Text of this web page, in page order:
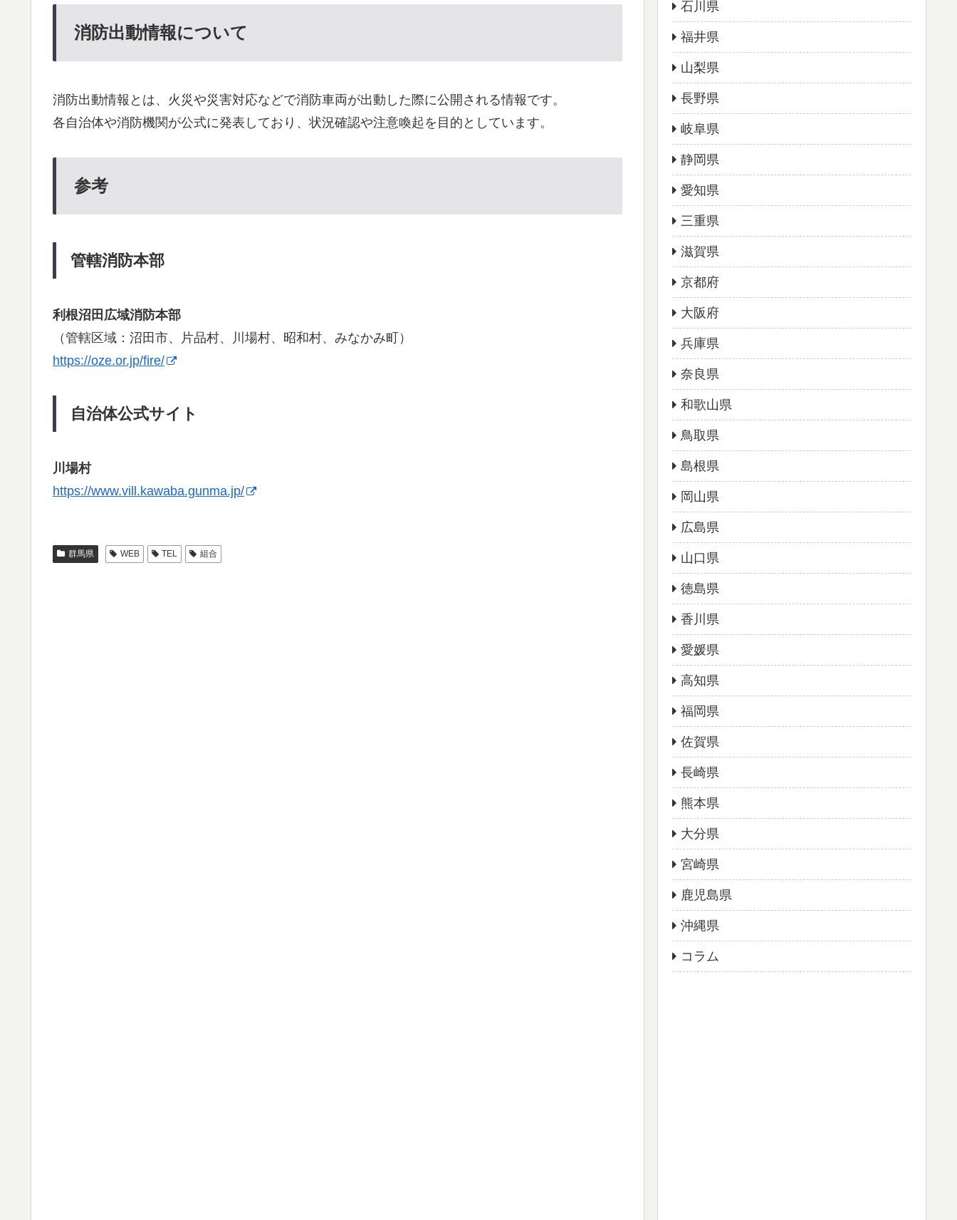
消防出動情報について
消防出動情報とは、火災や災害対応などで消防車両が出動した際に公開される情報です。
各自治体や消防機関が公式に発表しており、状況確認や注意喚起を目的としています。
参考
管轄消防本部
利根沼田広域消防本部
（管轄区域：沼田市、片品村、川場村、昭和村、みなかみ町）
https://oze.or.jp/fire/
自治体公式サイト
川場村
https://www.vill.kawaba.gunma.jp/
群馬県 WEB TEL 組合
石川県
福井県
山梨県
長野県
岐阜県
静岡県
愛知県
三重県
滋賀県
京都府
大阪府
兵庫県
奈良県
和歌山県
鳥取県
島根県
岡山県
広島県
山口県
徳島県
香川県
愛媛県
高知県
福岡県
佐賀県
長崎県
熊本県
大分県
宮崎県
鹿児島県
沖縄県
コラム